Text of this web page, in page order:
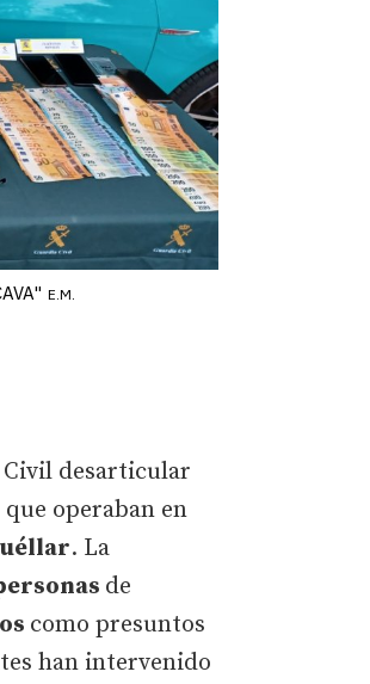
E.M.
desarticular
operaban en
. La
de
como presuntos
han intervenido